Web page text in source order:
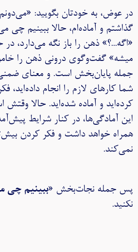
در عوض، به خودتان بگویید:
گذاشتم و آماده‌ام، حالا ببینیم چی
«اگه...؟» ذهن را باز نگه می‌دارد،
میشه» گفت‌و‌گوی درونی ذهن را
جمله پایان‌بخش است. و معنای
شما کارهای لازم را انجام داده‌اید،
کرده‌اید و آماده شده‌اید. حالا
این آمادگی‌ها، در کنار شرایط
همراه خواهد داشت و فکر کردن
نمی‌کند.
پس جمله نجات‌بخش «ببینیم چی
نکنید.